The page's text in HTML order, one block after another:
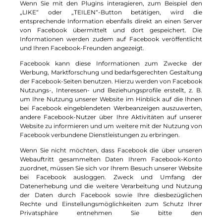
Wenn Sie mit den Plugins interagieren, zum Beispiel den
„LIKE“ oder „TEILEN“-Button betätigen, wird die
entsprechende Information ebenfalls direkt an einen Server
von Facebook übermittelt und dort gespeichert. Die
Informationen werden zudem auf Facebook veröffentlicht
und Ihren Facebook-Freunden angezeigt.
Facebook kann diese Informationen zum Zwecke der
Werbung, Marktforschung und bedarfsgerechten Gestaltung
der Facebook-Seiten benutzen. Hierzu werden von Facebook
Nutzungs-, Interessen- und Beziehungsprofile erstellt, z. B.
um Ihre Nutzung unserer Website im Hinblick auf die Ihnen
bei Facebook eingeblendeten Werbeanzeigen auszuwerten,
andere Facebook-Nutzer über Ihre Aktivitäten auf unserer
Website zu informieren und um weitere mit der Nutzung von
Facebook verbundene Dienstleistungen zu erbringen.
Wenn Sie nicht möchten, dass Facebook die über unseren
Webauftritt gesammelten Daten Ihrem Facebook-Konto
zuordnet, müssen Sie sich vor Ihrem Besuch unserer Website
bei Facebook ausloggen. Zweck und Umfang der
Datenerhebung und die weitere Verarbeitung und Nutzung
der Daten durch Facebook sowie Ihre diesbezüglichen
Rechte und Einstellungsmöglichkeiten zum Schutz Ihrer
Privatsphäre entnehmen Sie bitte den